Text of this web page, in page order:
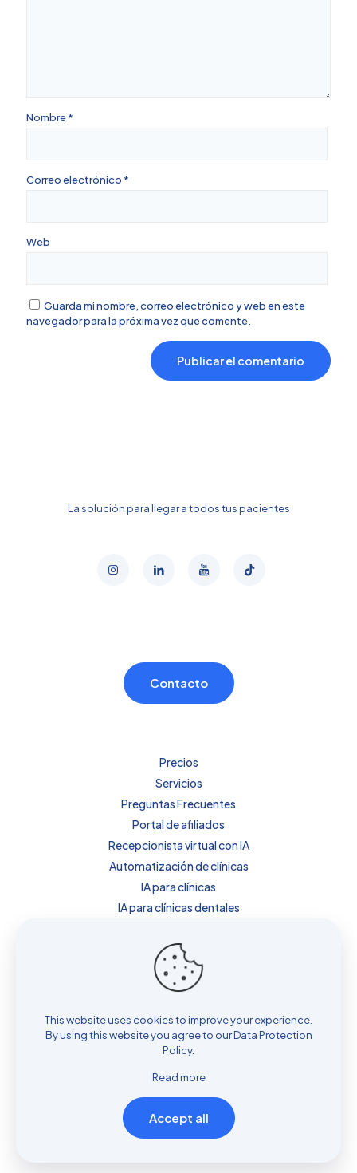
Nombre*
Correo electrónico *
Web
Guarda mi nombre, correo electrónico y web en este
navegador para la próxima vez que comente.
La solución para llegar a todos tus pacientes
Contacto
Precios
Servicios
Preguntas Frecuentes
Portal de afiliados
Recepcionista virtual con IA
Automatización de clínicas
IA para clínicas
IA para clínicas dentales
IA para fisioterapia
Precios
Sobre nosotros
© 2026 Clinicbot.es | All Rights Reserved | Powered by
Love
Política de Cookies
Personalizar Cookies
Política de Privacidad
Aviso Legal
This website uses cookies to improve your experience.
By using this website you agree to ourData Protection
Policy.
Read more
Accept all